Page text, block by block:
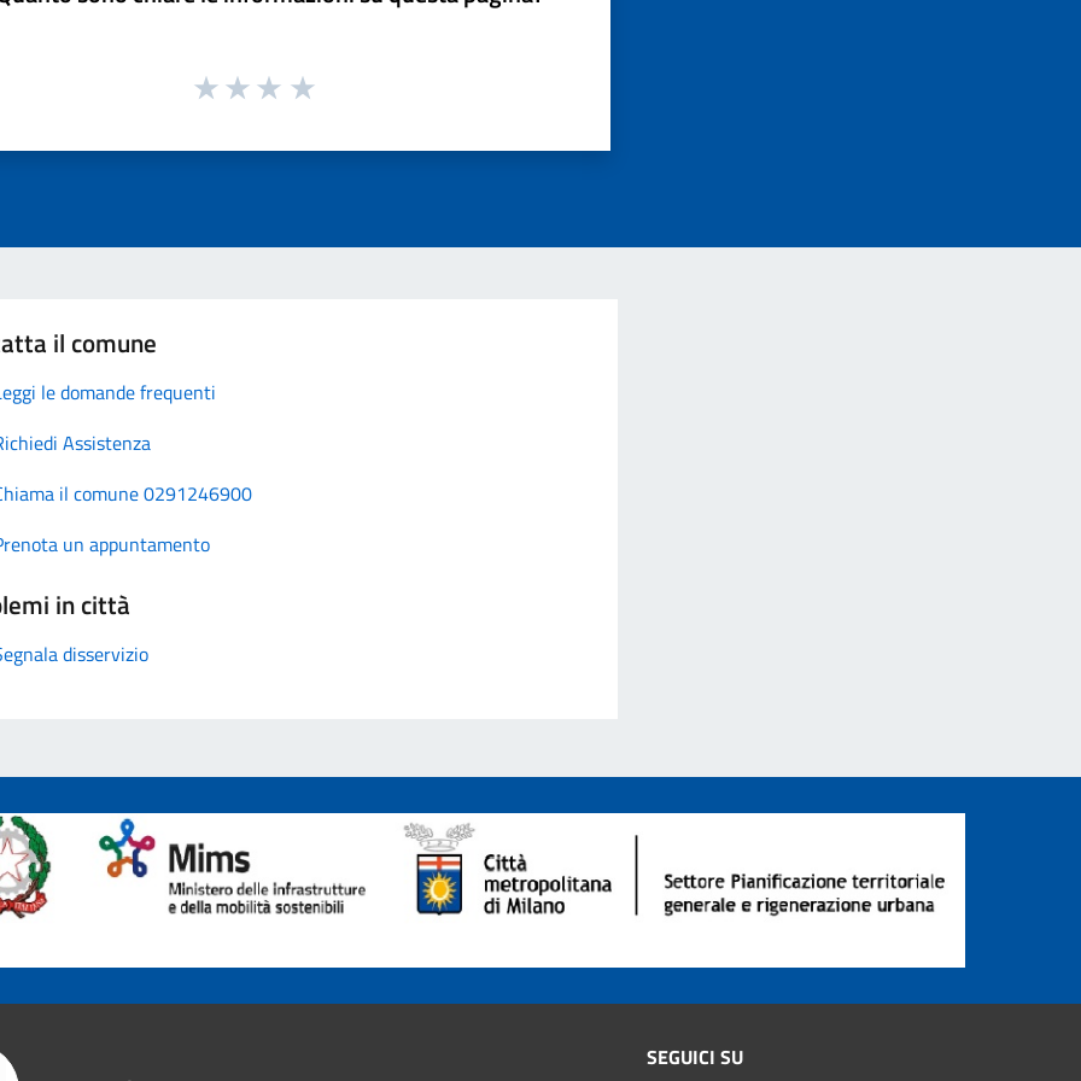
il comune
le domande frequenti
Assistenza
il comune 0291246900
un appuntamento
in città
disservizio
SEGUICI SU